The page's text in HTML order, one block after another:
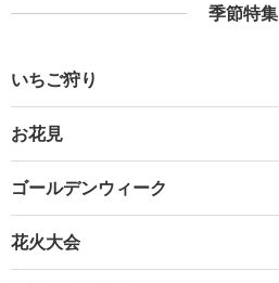
季節特集
いちご狩り
お花見
ゴールデンウィーク
花火大会